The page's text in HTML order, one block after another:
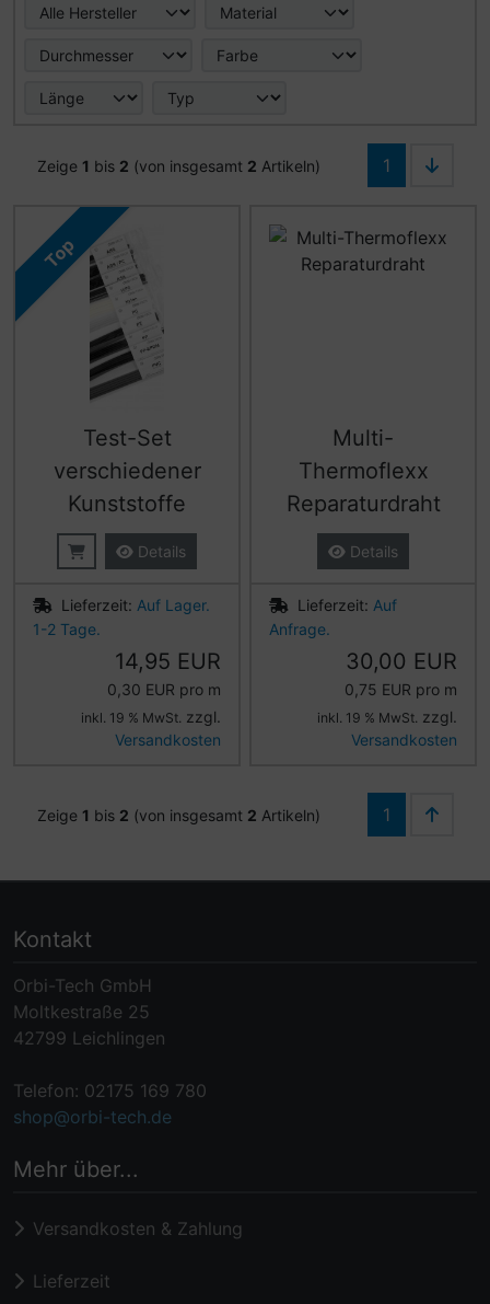
Zeige 1 bis 2 (von insgesamt 2 Artikeln) 1
Top
Test-Set
verschiedener
Kunststoffe
Details
Lieferzeit: Auf Lager.
1-2 Tage.
14,95 EUR
0,30 EUR pro m
inkl. 19 % MwSt. zzgl.
Versandkosten
Multi-
Thermoflexx
Reparaturdraht
Details
Lieferzeit: Auf
Anfrage.
30,00 EUR
0,75 EUR pro m
inkl. 19 % MwSt. zzgl.
Versandkosten
Zeige 1 bis 2 (von insgesamt 2 Artikeln) 1
Kontakt
Orbi-Tech GmbH
Moltkestraße 25
42799 Leichlingen
Telefon: 02175 169 780
shop@orbi-tech.de
Mehr über...
Versandkosten & Zahlung
Lieferzeit